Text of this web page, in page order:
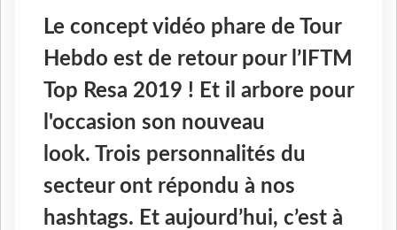
Le concept vidéo phare de Tour
Hebdo est de retour pour l’IFTM
Top Resa 2019 ! Et il arbore pour
l'occasion son nouveau
look. Trois personnalités du
secteur ont répondu à nos
hashtags. Et aujourd’hui, c’est à